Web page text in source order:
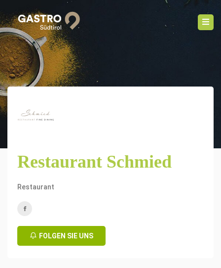
Restaurant Schmied
Restaurant
FOLGEN SIE UNS